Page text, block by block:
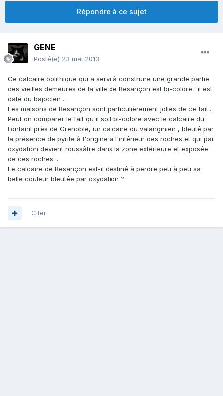
Répondre à ce sujet
GENE
Posté(e) 23 mai 2013
Ce calcaire oolithique qui a servi à construire une grande partie
des vieilles demeures de la ville de Besançon est bi-colore : il est
daté du bajocien ..
Les maisons de Besançon sont particulièrement jolies de ce fait...
Peut on comparer le fait qu'il soit bi-colore avec le calcaire du
Fontanil près de Grenoble, un calcaire du valanginien , bleuté par
la présence de pyrite à l'origine à l'intérieur des roches et qui par
oxydation devient roussâtre dans la zone extérieure et exposée
de ces roches ...
Le calcaire de Besançon est-il destiné à perdre peu à peu sa
belle couleur bleutée par oxydation ?
Citer